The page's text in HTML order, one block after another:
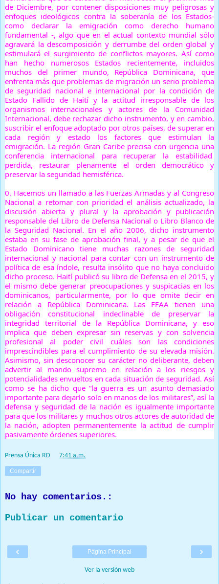
de Diciembre, por contener disposiciones muy peligrosas y
enfoques ideológicos contra la soberanía de los Estados-
como declarar la emigración como derecho humano
fundamental -, algo que en el actual contexto mundial sólo
agravará la descomposición y derrumbe del orden global y
estimulará el surgimiento de conflictos mayores. Así como
han hecho numerosos Estados recientemente, incluidos
muchos del primer mundo, República Dominicana, que
enfrenta más que problemas de migración un serio problema
de seguridad nacional e internacional por la condición de
Estado Fallido de Haití y la actitud irresponsable de los
organismos internacionales y actores de la Comunidad
Internacional, debe rechazar dicho instrumento, y en cambio,
suscribir el enfoque adoptado por otros países, de superar en
cada región y estado los factores que estimulan la
emigración. La región Gran Caribe precisa con urgencia una
conferencia internacional para recuperar la estabilidad
perdida, restaurar plenamente el orden democrático y
preservar la seguridad hemisférica.
0. Hacemos un llamado a las Fuerzas Armadas y al Congreso
Nacional a retomar con prioridad el análisis actualizado, la
discusión abierta y plural y la aprobación y publicación
responsable del Libro de Defensa Nacional o Libro Blanco de
la Seguridad Nacional. En el año 2006, dicho instrumento
estaba en su fase de aprobación final, y a pesar de que el
Estado Dominicano tiene muchas razones de seguridad
internacional y nacional para contar con un instrumento de
política de esa índole, resulta insólito que no haya concluido
dicho proceso. Haití publicó su libro de Defensa en el 2015, y
el mismo debe generar preocupaciones y suspicacias en los
dominicanos, particularmente, por lo que omite decir en
relación a República Dominicana. Las FFAA tienen una
obligación constitucional indeclinable de preservar la
integridad territorial de la República Dominicana, y eso
implica que deben expresar sin reservas y con solvencia
profesional al poder civil cuáles son las condiciones
imprescindibles para el cumplimiento de su elevada misión.
Asimismo, sin desconocer su carácter no deliberante, deben
advertir al mando supremo en relación a los riesgos y
potencialidades envueltos en cada situación de seguridad. Así
como se ha dicho que “la guerra es un asunto demasiado
importante para dejarlo solo en manos de los militares”, así la
defensa y seguridad de la nación es igualmente importante
para que los militares y muchos otros actores de autoridad de
la nación, adopten permanentemente la actitud de cumplir
pasivamente órdenes superiores.
Prensa Única RD 7:41 a.m.
Compartir
No hay comentarios.:
Publicar un comentario
‹ ›
Página Principal
Ver la versión web